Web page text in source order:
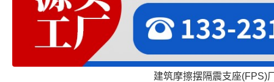
建筑摩擦摆隔震支座(FPS)